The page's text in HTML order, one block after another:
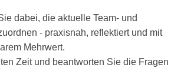
dabei, die aktuelle Team- und
- praxisnah, reflektiert und mit
Mehrwert.
Zeit und beantworten Sie die Fragen